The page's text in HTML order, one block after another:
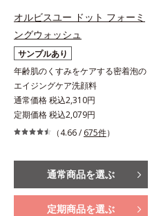
オルビスユー ドット フォーミ
ングウォッシュ
サンプルあり
年齢肌のくすみをケアする密着泡の
エイジングケア洗顔料
通常価格 税込2,310円
定期価格 税込2,079円
（4.66 / 675件）
通常商品を選ぶ
定期商品を選ぶ